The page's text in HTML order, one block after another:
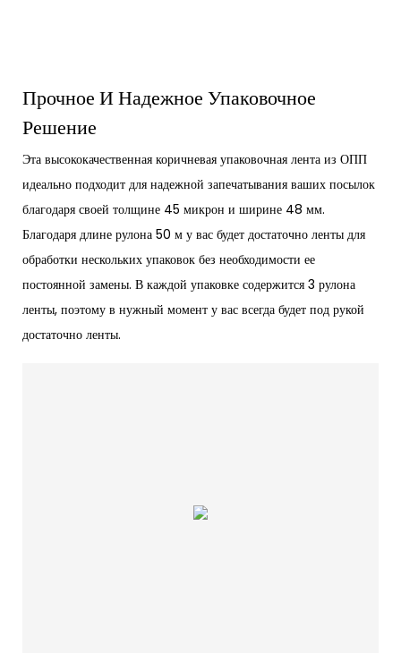
Прочное И Надежное Упаковочное
Решение
Эта высококачественная коричневая упаковочная лента из ОПП
идеально подходит для надежной запечатывания ваших посылок
благодаря своей толщине 45 микрон и ширине 48 мм.
Благодаря длине рулона 50 м у вас будет достаточно ленты для
обработки нескольких упаковок без необходимости ее
постоянной замены. В каждой упаковке содержится 3 рулона
ленты, поэтому в нужный момент у вас всегда будет под рукой
достаточно ленты.